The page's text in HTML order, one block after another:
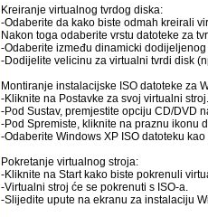
Kreiranje virtualnog tvrdog diska:
-Odaberite da kako biste odmah kreirali
Nakon toga odaberite vrstu datoteke za
-Odaberite između dinamicki
-Dodijelite velicinu za virtualni tvrdi disk
Montiranje instalacijske ISO datoteke za
-Kliknite na Postavke za svoj virtualni stroj.
-Pod Sustav, premjestite opciju CD/DVD
-Pod Spremiste, kliknite na praznu ikonu
-Odaberite Windows XP ISO datoteku kao
Pokretanje virtualnog stroja:
-Kliknite na Start kako biste pokrenuli
-Virtualni stroj će se pokrenuti s ISO-a.
-Slijedite upute na ekranu za instalaciju